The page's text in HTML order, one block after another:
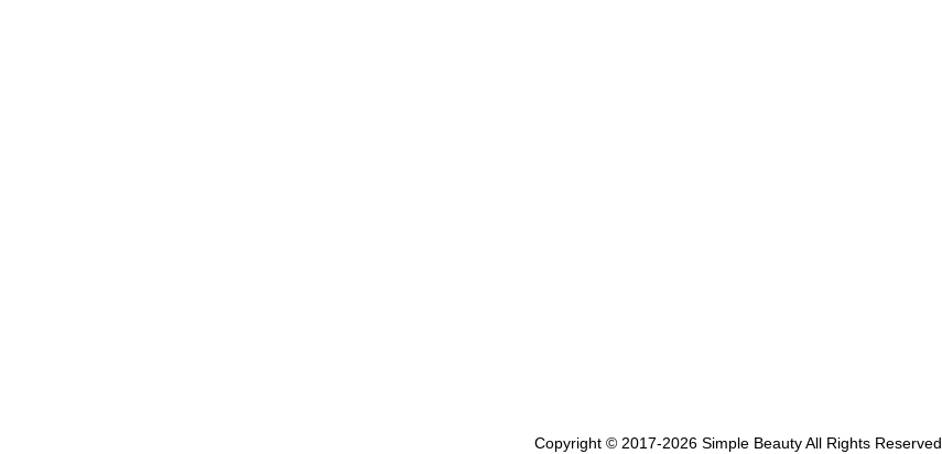
Copyright © 2017-2026 Simple Beauty All Rights Reserved.